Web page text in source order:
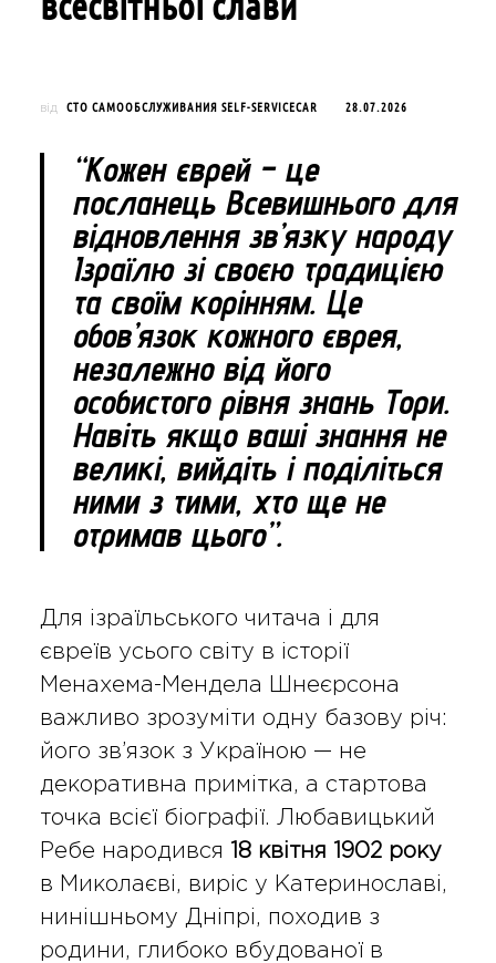
від СТО САМООБСЛУЖИВАНИЯ SELF-SERVICECAR 28.07.2026
“Кожен єврей – це
посланець Всевишнього для
відновлення зв’язку народу
Ізраїлю зі своєю традицією
та своїм корінням. Це
обов’язок кожного єврея,
незалежно від його
особистого рівня знань Тори.
Навіть якщо ваші знання не
великі, вийдіть і поділіться
ними з тими, хто ще не
отримав цього”.
Для ізраїльського читача і для
євреїв усього світу в історії
Менахема-Мендела Шнеєрсона
важливо зрозуміти одну базову річ:
його зв’язок з Україною — не
декоративна примітка, а стартова
точка всієї біографії. Любавицький
Ребе народився
18 квітня 1902 року
в Миколаєві, виріс у Катеринославі,
нинішньому Дніпрі, походив з
родини, глибоко вбудованої в